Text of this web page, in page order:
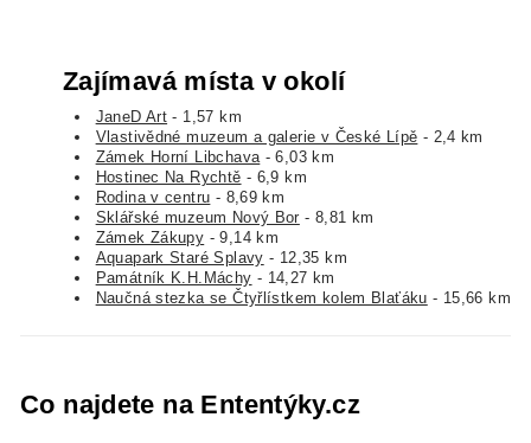
Zajímavá místa v okolí
JaneD Art - 1,57 km
Vlastivědné muzeum a galerie v České Lípě - 2,4 km
Zámek Horní Libchava - 6,03 km
Hostinec Na Rychtě - 6,9 km
Rodina v centru - 8,69 km
Sklářské muzeum Nový Bor - 8,81 km
Zámek Zákupy - 9,14 km
Aquapark Staré Splavy - 12,35 km
Památník K.H.Máchy - 14,27 km
Naučná stezka se Čtyřlístkem kolem Blaťáku - 15,66 km
Co najdete na Ententýky.cz